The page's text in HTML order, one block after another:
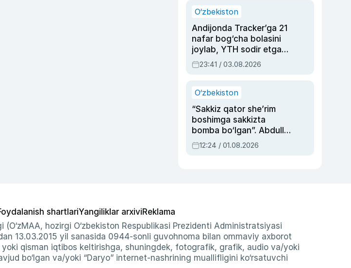
O‘zbekiston
Andijonda Tracker’ga 21
nafar bog‘cha bolasini
joylab, YTH sodir etgan
ayolga sud hukmi o‘qildi
23:41 / 03.08.2026
O‘zbekiston
“Sakkiz qator she’rim
boshimga sakkizta
bomba bo‘lgan”. Abdulla
Oripovni siyosiy
ayblovlardan asrab
12:24 / 01.08.2026
shartlariYangiliklar arxiviReklama
hozirgi O‘zbekiston Respublikasi Prezidenti Administratsiyasi
13.03.2015 yil sanasida 0944-sonli guvohnoma bilan ommaviy axborot
qisman iqtibos keltirishga, shuningdek, fotografik, grafik, audio va/yoki
bo‘lgan va/yoki “Daryo” internet-nashrining muallifligini ko‘rsatuvchi